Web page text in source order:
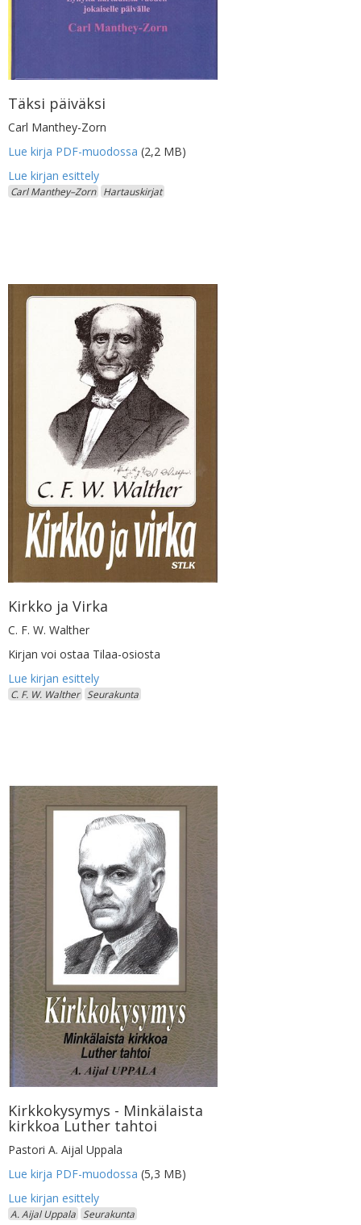
Täksi päiväksi
Carl Manthey-Zorn
Lue kirja PDF-muodossa (2,2 MB)
Carl Manthey–Zorn Hartauskirjat
Kirkko ja Virka
C. F. W. Walther
Kirjan voi ostaa Tilaa-osiosta
C. F. W. Walther Seurakunta
Kirkkokysymys - Minkälaista
kirkkoa Luther tahtoi
Pastori A. Aijal Uppala
Lue kirja PDF-muodossa (5,3 MB)
A. Aijal Uppala Seurakunta